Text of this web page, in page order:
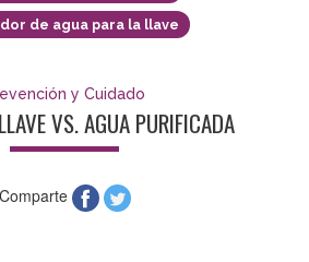
de agua para la llave
y Cuidado
VS. AGUA PURIFICADA
Comparte